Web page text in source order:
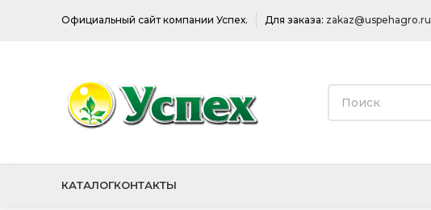
Официальный сайт компании Успех. Для заказа: zakaz@uspehagro.ru
КАТАЛОГКОНТАКТЫ